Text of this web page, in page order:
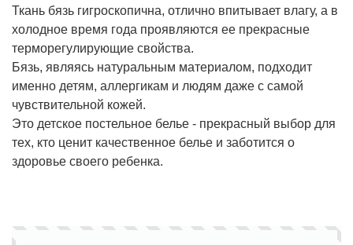
Ткань бязь гигроскопична, отлично впитывает влагу, а в
холодное время года проявляются ее прекрасные
терморегулирующие свойства.
Бязь, являясь натуральным материалом, подходит
именно детям, аллергикам и людям даже с самой
чувствительной кожей.
Это детское постельное белье - прекрасный выбор для
тех, кто ценит качественное белье и заботится о
здоровье своего ребенка.